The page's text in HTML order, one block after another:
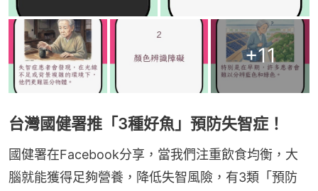
+11
台灣國健署推「3種好魚」預防失智症！
國健署在Facebook分享，當我們注重飲食均衡，大
腦就能獲得足夠營養，降低失智風險，有3類「預防